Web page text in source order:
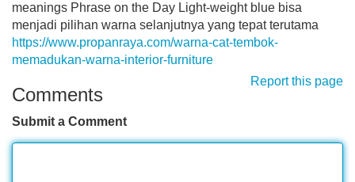
meanings Phrase on the Day Light-weight blue bisa
menjadi pilihan warna selanjutnya yang tepat terutama
https://www.propanraya.com/warna-cat-tembok-
memadukan-warna-interior-furniture
Report this page
Comments
Submit a Comment